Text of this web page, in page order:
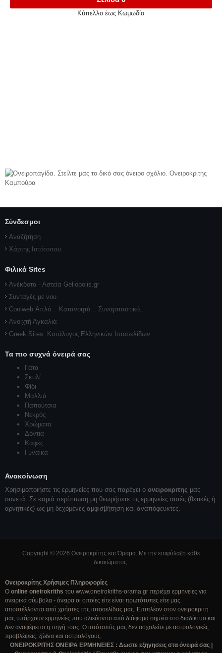
Κύπελλο έως Κωμωδία
Σύνδεσμοι
Αναζήτηση
Χάρτης Ιστότοπου
Φιλικά Sites
Ανέκδοτα - Αστεία Geliopolis.gr
Συνταγές με νου
Coolweb Απλό... Κατανοητό... Συναρπαστικό..
Ανοιχτή Αγκαλιά
Greek Sites. Κατάλογος Ελληνικών Ιστοσελίδων
Τα πιο συχνά όνειρά σας
Γάτα
Σκυλί
Φίδι
Μαλλιά
Παπούτσια
Νεκρός
Χρώματα
Δόντια
Καφές
Γυναίκα
Ανακοίνωση
Χρησιμοποιήστε τις ερμηνείες που σας παρέχει ο ονειροκριτης μας
συνετά. Σε καμιά περίπτωση μη θεωρήσετε τις ερμηνείες αυτές (θετικές ή
αρνητικές) ως μη δεχόμενες αμφισβήτηση και αναπόφευκτες.
Copyright © 2026 Ονειροκρίτης και Όραμα. Με την επιφύλαξη κάθε
δικαιώματος.
Ονειροκρίτης Χρήσιμες Πληροφορίες
Ο online oneirokriths του www.oneirokriths-orama.gr περιέχει ερμηνείες για
ονειρικά σύμβολα - όνειρα οι οποίες είτε είναι πρωτότυπες είτε μας
αποστέλλονται από χρήστες της ιστοσελίδας μας. Επιπλέον στον ονειροκριτη
μας υπάρχουν ερμηνείες που αλιεύονται από διάφορα σημεία στο διαδίκτυο και
δεν αναφέρεται η πηγή τους. Ο ιστότοπός μας δεν ασχολείτε με αστρολογικές
προβλέψεις, ζώδια και αστρολόγους.
ΟΝΕΙΡΟΚΡΙΤΗΣ ΟΝΕΙΡΑ ΕΡΜΗΝΕΙΕΣ : Δωστε εξηγησεις στα όνειρά σας |